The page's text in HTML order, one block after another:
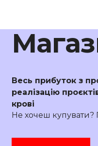
Весь прибуток з
реалізацію
крові
Не хочеш купувати?